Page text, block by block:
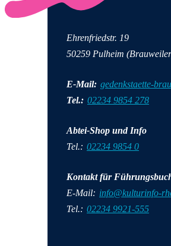
Ehrenfriedstr. 19
50259 Pulheim
E-Mail: gedenkstaette-
Tel.: 02234 9854 278
Abtei-Shop und Info
Tel.: 02234 9854 0
Kontakt für
E-Mail: info@kulturinfo-
Tel.: 02234 9921-555